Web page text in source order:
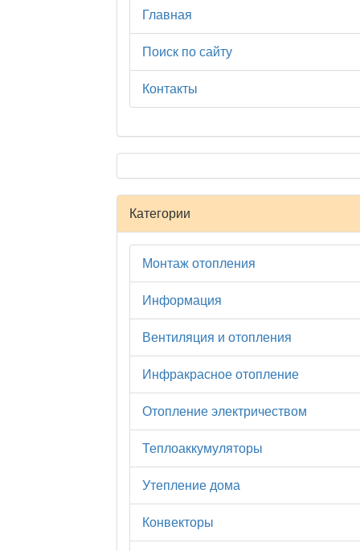
Главная
Поиск по сайту
Контакты
Категории
Монтаж отопления
Информация
Вентиляция и отопления
Инфракрасное отопление
Отопление электричеством
Теплоаккумуляторы
Утепление дома
Конвекторы